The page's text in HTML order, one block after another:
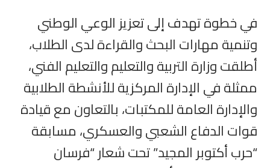
في خطوة تهدف إلى تعزيز الوعي الوطني
وتنمية مهارات البحث والقراءة لدى الطلاب،
أطلقت وزارة التربية والتعليم والتعليم الفني،
ممثلة في الإدارة المركزية للأنشطة الطلابية
والإدارة العامة للمكتبات، بالتعاون مع قيادة
قوات الدفاع الشعبي والعسكري، مسابقة
“حرب أكتوبر المجيد” تحت شعار “فرسان